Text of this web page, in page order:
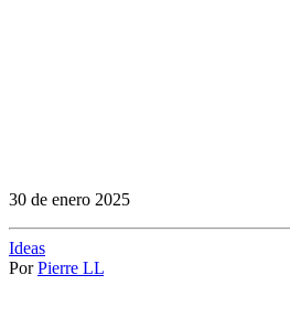
30 de enero 2025
Ideas
Por Pierre LL